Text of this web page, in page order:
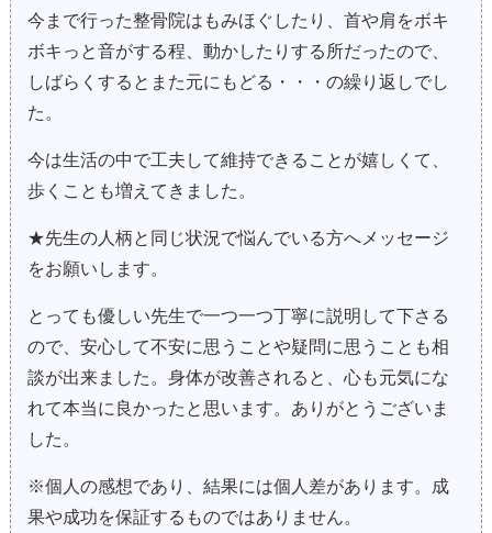
今まで行った整骨院はもみほぐしたり、首や肩をボキ
ボキっと音がする程、動かしたりする所だったので、
しばらくするとまた元にもどる・・・の繰り返しでし
た。
今は生活の中で工夫して維持できることが嬉しくて、
歩くことも増えてきました。
★先生の人柄と同じ状況で悩んでいる方へメッセージ
をお願いします。
とっても優しい先生で一つ一つ丁寧に説明して下さる
ので、安心して不安に思うことや疑問に思うことも相
談が出来ました。身体が改善されると、心も元気にな
れて本当に良かったと思います。ありがとうございま
した。
※個人の感想であり、結果には個人差があります。成
果や成功を保証するものではありません。